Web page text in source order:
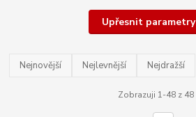
Upřesnit parametry
Nejnovější Nejlevnější Nejdražší
Zobrazuji 1-48 z 48